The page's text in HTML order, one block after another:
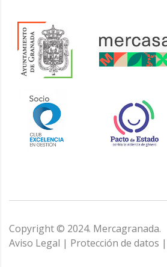
Copyright © 2024. Mercagranada.
Aviso Legal | Protección de datos |